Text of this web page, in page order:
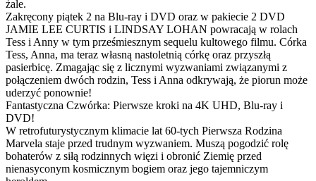
żale.
Zakręcony piątek 2 na Blu-ray i DVD oraz w pakiecie 2 DVD
JAMIE LEE CURTIS i LINDSAY LOHAN powracają w rolach
Tess i Anny w tym prześmiesznym sequelu kultowego filmu. Córka
Tess, Anna, ma teraz własną nastoletnią córkę oraz przyszłą
pasierbicę. Zmagając się z licznymi wyzwaniami związanymi z
połączeniem dwóch rodzin, Tess i Anna odkrywają, że piorun może
uderzyć ponownie!
Fantastyczna Czwórka: Pierwsze kroki na 4K UHD, Blu-ray i
DVD!
W retrofuturystycznym klimacie lat 60-tych Pierwsza Rodzina
Marvela staje przed trudnym wyzwaniem. Muszą pogodzić rolę
bohaterów z siłą rodzinnych więzi i obronić Ziemię przed
nienasyconym kosmicznym bogiem oraz jego tajemniczym